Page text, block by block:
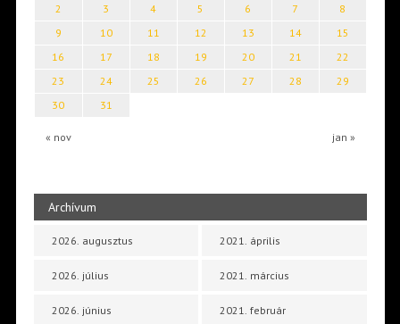
« nov jan »
2
3 4 5 6 7
8
9
10 11 12 13 14
15
16
17 18 19 20 21
22
23
24 25 26 27 28
29
30
31
Archívum
2026. augusztus
2026. július
2026. június
2021. április
2021. március
2021. február